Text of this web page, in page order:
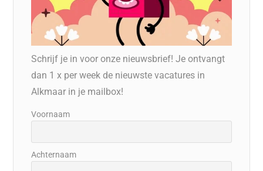
Schrijf je in voor onze nieuwsbrief! Je ontvangt
dan 1 x per week de nieuwste vacatures in
Alkmaar in je mailbox!
Voornaam
Achternaam